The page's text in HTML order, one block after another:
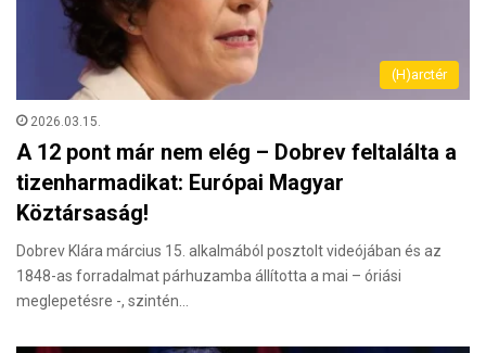
(H)arctér
2026.03.15.
A 12 pont már nem elég – Dobrev feltalálta a
tizenharmadikat: Európai Magyar
Köztársaság!
Dobrev Klára március 15. alkalmából posztolt videójában és az
1848-as forradalmat párhuzamba állította a mai – óriási
meglepetésre -, szintén…